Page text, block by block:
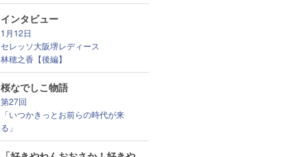
インタビュー
1月12日
セレッソ大阪堺レディース
林穂之香【後編】
桜なでしこ物語
第27回
「いつかきっとお前らの時代が来
る」